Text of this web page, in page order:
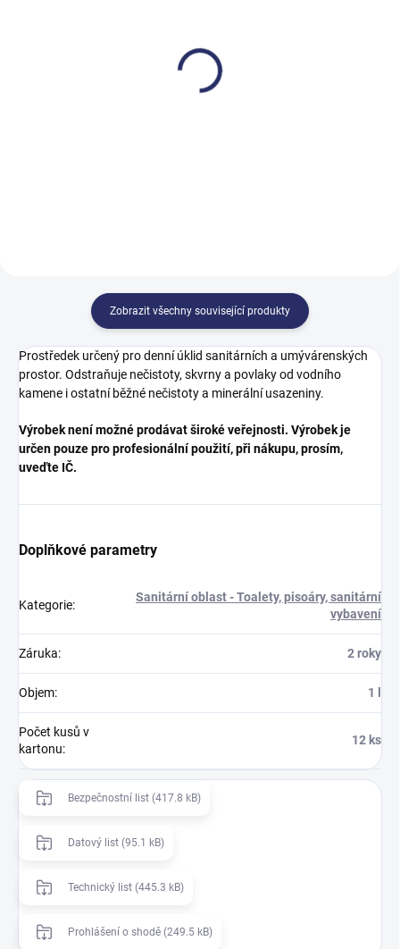
Zobrazit všechny související produkty
Prostředek určený pro denní úklid sanitárních a umývárenských
prostor. Odstraňuje nečistoty, skvrny a povlaky od vodního
kamene i ostatní běžné nečistoty a minerální usazeniny.
Výrobek není možné prodávat široké veřejnosti. Výrobek je
určen pouze pro profesionální použití, při nákupu, prosím,
uveďte IČ.
Doplňkové parametry
Kategorie:
Sanitární oblast - Toalety, pisoáry, sanitární
vybavení
Záruka: 2 roky
Objem: 1 l
Počet kusů v
kartonu:
12 ks
Bezpečnostní list (417.8 kB)
Datový list (95.1 kB)
Technický list (445.3 kB)
Prohlášení o shodě (249.5 kB)